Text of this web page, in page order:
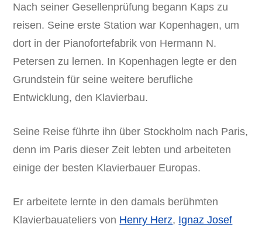
Nach seiner Gesellenprüfung begann Kaps zu
reisen. Seine erste Station war Kopenhagen, um
dort in der Pianofortefabrik von Hermann N.
Petersen zu lernen. In Kopenhagen legte er den
Grundstein für seine weitere berufliche
Entwicklung, den Klavierbau.
Seine Reise führte ihn über Stockholm nach Paris,
denn im Paris dieser Zeit lebten und arbeiteten
einige der besten Klavierbauer Europas.
Er arbeitete lernte in den damals berühmten
Klavierbauateliers von Henry Herz, Ignaz Josef